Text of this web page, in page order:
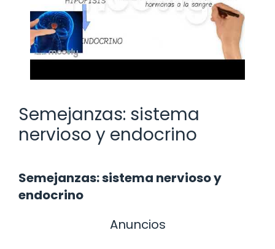
Semejanzas: sistema
nervioso y endocrino
Semejanzas: sistema nervioso y
endocrino
Anuncios